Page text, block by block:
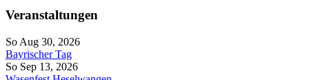
Veranstaltungen
So Aug 30, 2026
Bayrischer Tag
So Sep 13, 2026